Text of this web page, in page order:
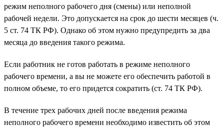
режим неполного рабочего дня (смены) или неполной
рабочей недели. Это допускается на срок до шести месяцев (ч.
5 ст. 74 ТК РФ). Однако об этом нужно предупредить за два
месяца до введения такого режима.
Если работник не готов работать в режиме неполного
рабочего времени, а вы не можете его обеспечить работой в
полном объеме, то его придется сократить (ст. 74 ТК РФ).
В течение трех рабочих дней после введения режима
неполного рабочего времени необходимо известить об этом